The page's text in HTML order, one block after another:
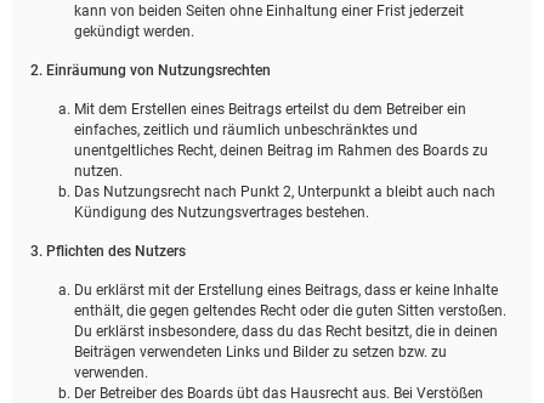
kann von beiden Seiten ohne Einhaltung einer Frist jederzeit
gekündigt werden.
2. Einräumung von Nutzungsrechten
Mit dem Erstellen eines Beitrags erteilst du dem Betreiber ein
einfaches, zeitlich und räumlich unbeschränktes und
unentgeltliches Recht, deinen Beitrag im Rahmen des Boards zu
nutzen.
Das Nutzungsrecht nach Punkt 2, Unterpunkt a bleibt auch nach
Kündigung des Nutzungsvertrages bestehen.
3. Pflichten des Nutzers
Du erklärst mit der Erstellung eines Beitrags, dass er keine Inhalte
enthält, die gegen geltendes Recht oder die guten Sitten verstoßen.
Du erklärst insbesondere, dass du das Recht besitzt, die in deinen
Beiträgen verwendeten Links und Bilder zu setzen bzw. zu
verwenden.
Der Betreiber des Boards übt das Hausrecht aus. Bei Verstößen